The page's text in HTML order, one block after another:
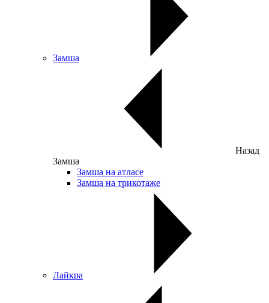
Замша
Назад
Замша
Замша на атласе
Замша на трикотаже
Лайкра